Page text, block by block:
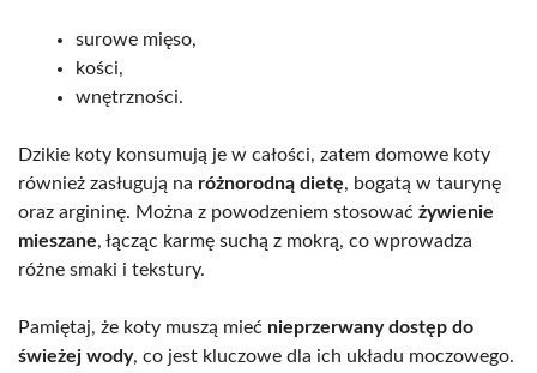
surowe mięso,
kości,
wnętrzności.
Dzikie koty konsumują je w całości, zatem domowe koty
również zasługują na różnorodną dietę, bogatą w taurynę
oraz argininę. Można z powodzeniem stosować żywienie
mieszane, łącząc karmę suchą z mokrą, co wprowadza
różne smaki i tekstury.
Pamiętaj, że koty muszą mieć nieprzerwany dostęp do
świeżej wody, co jest kluczowe dla ich układu moczowego.